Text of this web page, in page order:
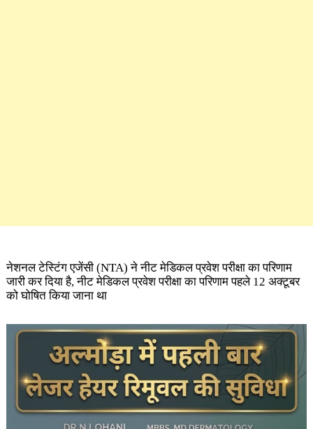
नेशनल टेस्टिंग एजेंसी (NTA) ने नीट मेडिकल प्रवेश परीक्षा का परिणाम
जारी कर दिया है, नीट मेडिकल प्रवेश परीक्षा का परिणाम पहले 12 अक्टूबर
को घोषित किया जाना था